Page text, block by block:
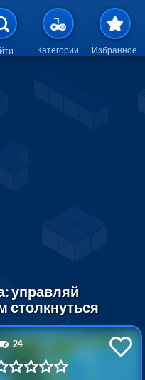
к основному
Категории Избранное
управляй
столкнуться
24